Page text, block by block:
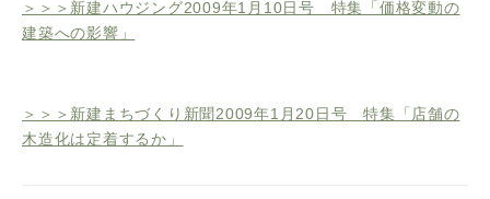
＞＞＞新建ハウジング2009年1月10日号 特集「価格変動の
建築への影響」
＞＞＞新建まちづくり新聞2009年1月20日号 特集「店舗の
木造化は定着するか」